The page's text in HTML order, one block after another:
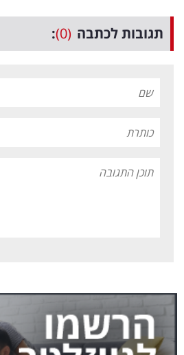
תגובות לכתבה (0)
: